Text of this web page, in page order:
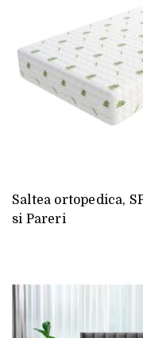
Saltea ortopedica,
si Pareri